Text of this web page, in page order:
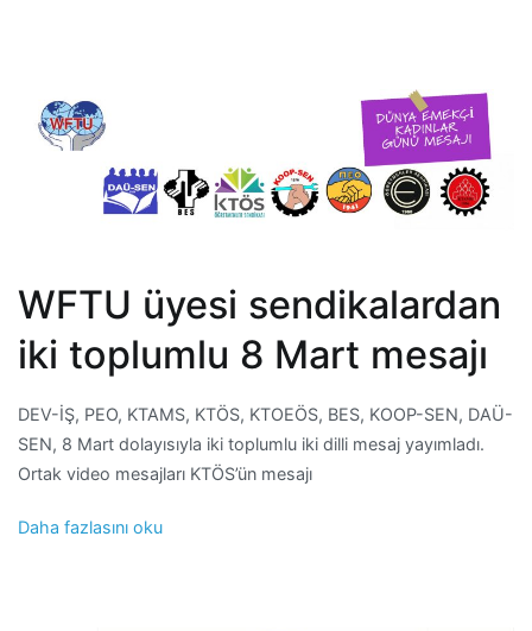
WFTU üyesi sendikalardan
iki toplumlu 8 Mart mesajı
DEV-İŞ, PEO, KTAMS, KTÖS, KTOEÖS, BES, KOOP-SEN, DAÜ-
SEN, 8 Mart dolayısıyla iki toplumlu iki dilli mesaj yayımladı.
Ortak video mesajları KTÖS’ün mesajı
Daha fazlasını oku